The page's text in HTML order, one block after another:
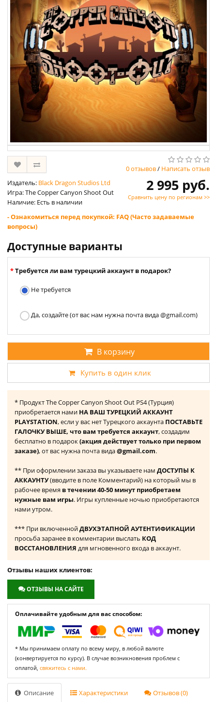
0 отзывов/ Написать отзыв
Издатель: Black Dragon Studios Ltd
Игра: The Copper Canyon Shoot Out
Наличие: Есть в наличии
2 995 руб.
Сравнить цену по регионам >>
- Ознакомиться перед покупкой: FAQ (Часто задаваемые
вопросы)
Доступные варианты
Требуется ли вам турецкий аккаунт в подарок?
Не требуется
Да, создайте (от вас нам нужна почта вида @gmail.com)
В корзину
Купить в один клик
* Продукт The Copper Canyon Shoot Out PS4 (Турция)
приобретается нами НА ВАШ ТУРЕЦКИЙ АККАУНТ
PLAYSTATION, если у вас нет Турецкого аккаунта ПОСТАВЬТЕ
ГАЛОЧКУ ВЫШЕ, что вам требуется аккаунт, создадим
бесплатно в подарок(акция действует только при первом
заказе), от вас нужна почта вида@gmail.com.
** При оформлении заказа вы указываете нам ДОСТУПЫ К
АККАУНТУ(вводите в поле Комментарий) на который мы в
рабочее время в течении 40-50 минут приобретаем
нужные вам игры. Игры купленные ночью приобретаются
нами утром.
*** При включеннойДВУХЭТАПНОЙ АУТЕНТИФИКАЦИИ
просьба заранее в комментарии выслать КОД
ВОССТАНОВЛЕНИЯ для мгновенного входа в аккаунт.
Отзывы наших клиентов:
ОТЗЫВЫ НА САЙТЕ
Оплачивайте удобным для вас способом:
* Мы принимаем оплату по всему миру, в любой валюте
(конвертируется по курсу). В случае возникновения проблем с
оплатой, свяжитесь с нами.
Описание Характеристики Отзывов (0)